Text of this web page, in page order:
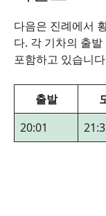
다음은 진례에서
다. 각 기차의 출
포함하고 있습니
출발
20:01